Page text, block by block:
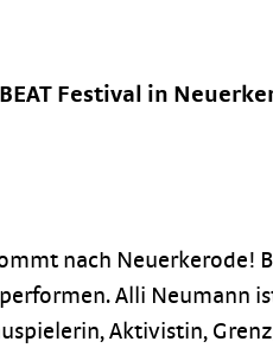
BEAT Festival in
nach Neuerkerode!
Alli Neumann
Aktivistin,